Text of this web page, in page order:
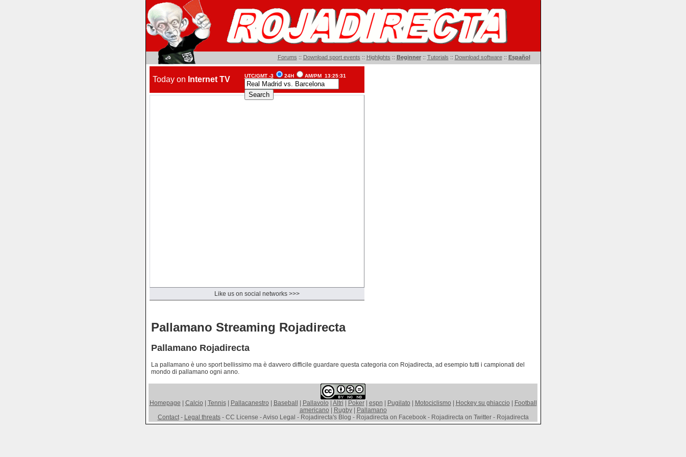
Forums :: Download sport events :: Highlights :: Beginner:: Tutorials :: Download software:: Español
Today on Internet TV UTC/GMT -3 24H AM/PM 13:25:31
Like us on social networks >>>
Pallamano Streaming Rojadirecta
Pallamano Rojadirecta
La pallamano è uno sport bellissimo ma è davvero difficile guardare questa categoria con Rojadirecta, ad esempio tutti i campionati del
mondo di pallamano ogni anno.
Homepage Calcio Tennis| Pallacanestro Baseball Pallavolo Altri Poker| espn Pugilato Motociclismo Hockey su ghiaccio
Football
americano
Rugby|
Pallamano
Contact- Legal threats- CC License - Aviso Legal - Rojadirecta's Blog - Rojadirecta on Facebook - Rojadirecta on Twitter - Rojadirecta